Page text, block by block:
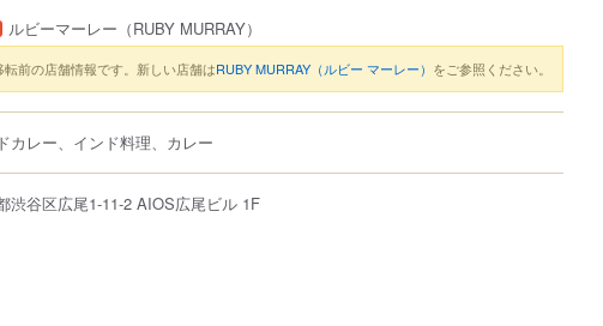
ルビーマーレー （RUBY MURRAY）
転前の店舗情報です。新しい店舗はRUBY MURRAY（ルビー マーレー） をご参照ください。
カレー、インド料理、カレー
渋谷区広尾1-11-2 AIOS広尾ビル 1F